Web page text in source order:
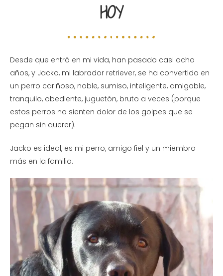
HOY
Desde que entró en mi vida, han pasado casi ocho
años, y Jacko, mi labrador retriever, se ha convertido en
un perro cariñoso, noble, sumiso, inteligente, amigable,
tranquilo, obediente, juguetón, bruto a veces (porque
estos perros no sienten dolor de los golpes que se
pegan sin querer).
Jacko es ideal, es mi perro, amigo fiel y un miembro
más en la familia.